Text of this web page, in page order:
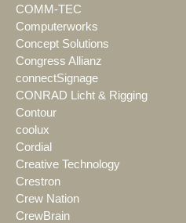
COMM-TEC
Computerworks
Concept Solutions
Congress Allianz
connectSignage
CONRAD Licht & Rigging
Contour
coolux
Cordial
Creative Technology
Crestron
Crew Nation
CrewBrain